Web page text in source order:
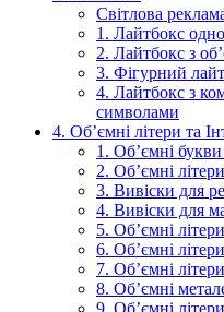
Світлова
1. Лайтбокс
2. Лайтбокс з
3. Фігурний
4. Лайтбокс з
символами
4. Об’ємні літери та
1. Об’ємні букви
2. Об’ємні
3. Вивіски для
4. Вивіски для
5. Об’ємні
6. Об’ємні
7. Об’ємні
8. Об’ємні
9. Об’ємні